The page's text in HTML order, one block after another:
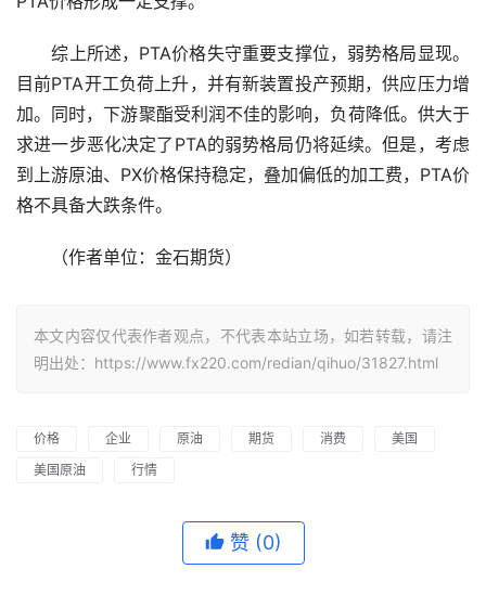
综上所述，PTA价格失守重要支撑位，弱势格局显现。
目前PTA开工负荷上升，并有新装置投产预期，供应压力增
加。同时，下游聚酯受利润不佳的影响，负荷降低。供大于
求进一步恶化决定了PTA的弱势格局仍将延续。但是，考虑
到上游原油、PX价格保持稳定，叠加偏低的加工费，PTA价
格不具备大跌条件。
（作者单位：金石期货）
本文内容仅代表作者观点，不代表本站立场，如若转载，请注
明出处：https://www.fx220.com/redian/qihuo/31827.html
价格 企业 原油 期货 消费
美国
美国原油
行情
赞 (0)